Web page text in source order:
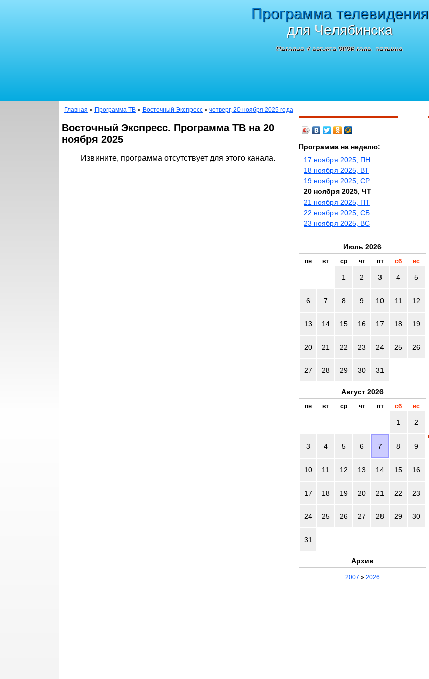
Программа телевидения
для Челябинска
Сегодня 7 августа 2026 года, пятница
Главная » Программа ТВ » Восточный Экспресс » четверг, 20 ноября 2025 года
Восточный Экспресс. Программа ТВ на 20
ноября 2025
Извините, программа отсутствует для этого канала.
Программа на неделю:
17 ноября 2025, ПН
18 ноября 2025, ВТ
19 ноября 2025, СР
20 ноября 2025, ЧТ
21 ноября 2025, ПТ
22 ноября 2025, СБ
23 ноября 2025, ВС
Июль 2026
пн вт ср чт пт сб вс
1 2 3 4 5
6 7 8 9 10 11 12
13 14 15 16 17 18 19
20 21 22 23 24 25 26
27 28 29 30 31
Август 2026
пн вт ср чт пт сб вс
1 2
3 4 5 6 7 8 9
10 11 12 13 14 15 16
17 18 19 20 21 22 23
24 25 26 27 28 29 30
31
Архив
2007 » 2026